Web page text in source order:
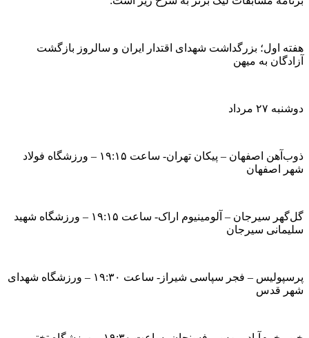
هفته اول؛ بزرگداشت شهدای اقتدار ایران و سالروز بازگشت
آزادگان به میهن
دوشنبه ۲۷ مرداد
ذوب‌آهن اصفهان – پیکان تهران- ساعت ۱۹:۱۵ – ورزشگاه فولاد
شهر اصفهان
گل‌گهر سیرجان – آلومینیوم اراک- ساعت ۱۹:۱۵ – ورزشگاه شهید
سلیمانی سیرجان
پرسپولیس – فجر سپاسی شیراز- ساعت ۱۹:۳۰ – ورزشگاه شهدای
شهر قدس